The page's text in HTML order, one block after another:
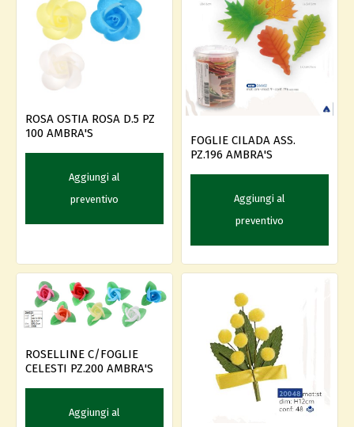
ROSA OSTIA ROSA D.5 PZ
100 AMBRA'S
Aggiungi al
preventivo
FOGLIE CILADA ASS.
PZ.196 AMBRA'S
Aggiungi al
preventivo
ROSELLINE C/FOGLIE
CELESTI PZ.200 AMBRA'S
Aggiungi al